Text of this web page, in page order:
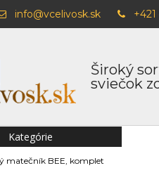
Široký
sviečok
info@vcelivosk.sk
matečník BEE, komplet
Kategórie